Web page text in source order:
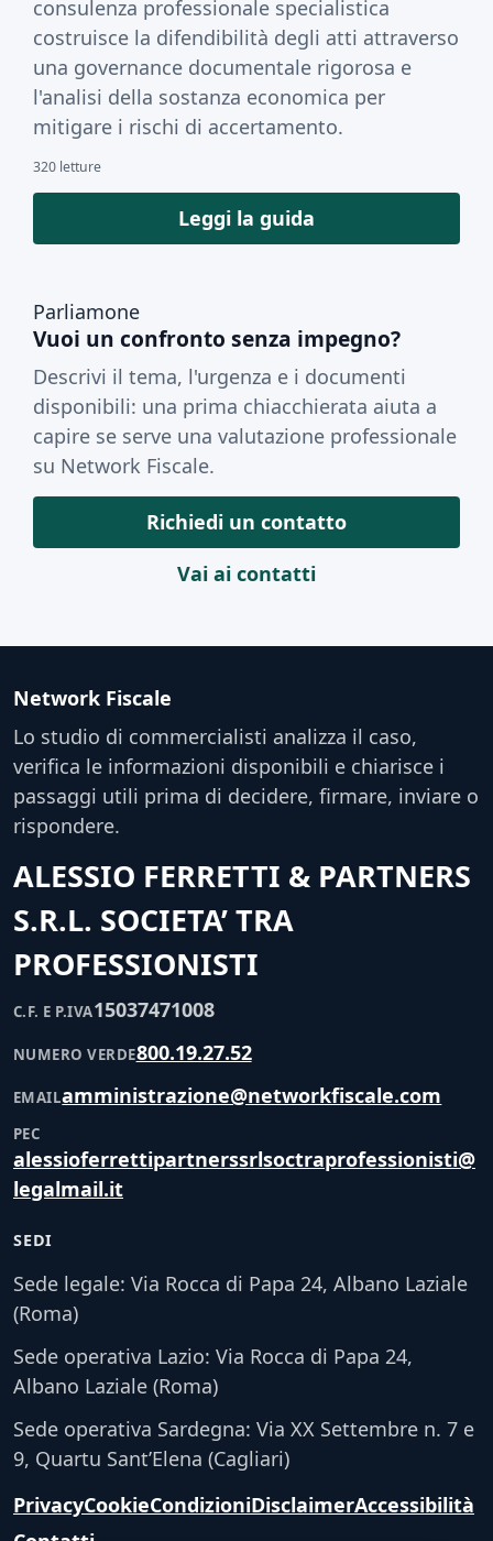
consulenza professionale specialistica
costruisce la difendibilità degli atti attraverso
una governance documentale rigorosa e
l'analisi della sostanza economica per
mitigare i rischi di accertamento.
320 letture
Leggi la guida
Parliamone
Vuoi un confronto senza impegno?
Descrivi il tema, l'urgenza e i documenti
disponibili: una prima chiacchierata aiuta a
capire se serve una valutazione professionale
su Network Fiscale.
Richiedi un contatto
Vai ai contatti
Network Fiscale
Lo studio di commercialisti analizza il caso,
verifica le informazioni disponibili e chiarisce i
passaggi utili prima di decidere, firmare, inviare o
rispondere.
ALESSIO FERRETTI & PARTNERS
S.R.L. SOCIETA’ TRA
PROFESSIONISTI
C.F. E P.IVA15037471008
NUMERO VERDE800.19.27.52
EMAILamministrazione@networkfiscale.com
PEC
alessioferrettipartnerssrlsoctraprofessionisti@
legalmail.it
SEDI
Sede legale: Via Rocca di Papa 24, Albano Laziale
(Roma)
Sede operativa Lazio: Via Rocca di Papa 24,
Albano Laziale (Roma)
Sede operativa Sardegna: Via XX Settembre n. 7 e
9, Quartu Sant’Elena (Cagliari)
PrivacyCookieCondizioniDisclaimerAccessibilità